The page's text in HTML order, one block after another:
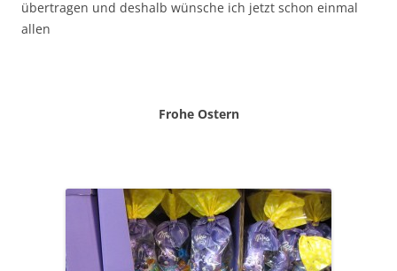
übertragen und deshalb wünsche ich jetzt schon einmal
allen
Frohe Ostern